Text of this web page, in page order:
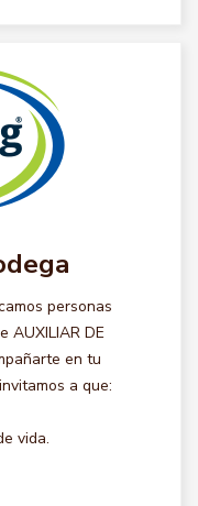
personas
AUXILIAR DE
en tu
a que:
vida.